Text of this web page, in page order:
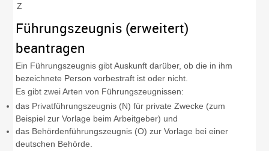
Z
Führungszeugnis (erweitert)
beantragen
Ein Führungszeugnis gibt Auskunft darüber, ob die in ihm
bezeichnete Person vorbestraft ist oder nicht.
Es gibt zwei Arten von Führungszeugnissen:
das Privatführungszeugnis (N) für private Zwecke (zum
Beispiel zur Vorlage beim Arbeitgeber) und
das Behördenführungszeugnis (O) zur Vorlage bei einer
deutschen Behörde.